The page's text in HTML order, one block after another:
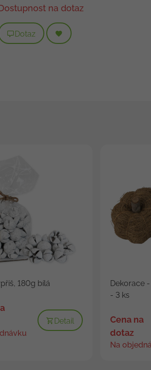
na dotaz
Dotaz
180g bílá
Detail
Dekorace
- 3 ks
Cena na
dotaz
Na